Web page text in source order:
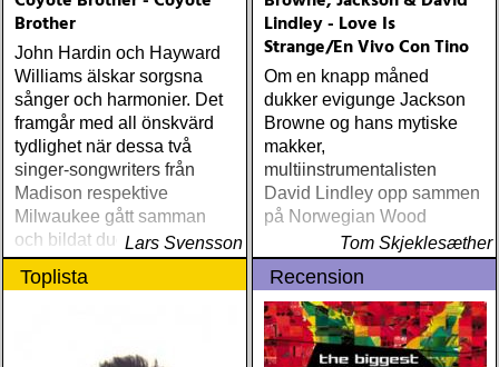
Brother
John Hardin och Hayward
Williams älskar sorgsna
sånger och harmonier. Det
framgår med all önskvärd
tydlighet när dessa två
singer-songwriters från
Madison respektive
Milwaukee gått samman
och bildat duon Coyote
Brother
Lars Svensson
Lindley - Love Is
Strange/En Vivo Con Tino
Om en knapp måned
dukker evigunge Jackson
Browne og hans mytiske
makker,
multiinstrumentalisten
David Lindley opp sammen
på Norwegian Wood
Tom Skjeklesæther
Toplista Recension